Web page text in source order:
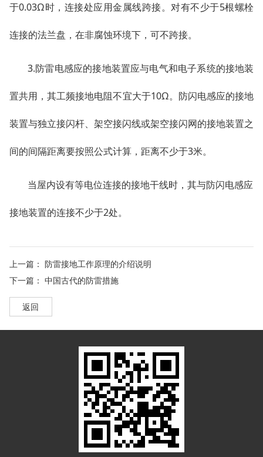
于0.03Ω时，连接处应用金属线跨接。对有不少于5根螺栓
连接的法兰盘，在非腐蚀环境下，可不跨接。
3.防雷电感应的接地装置应与电气和电子系统的接地装
置共用，其工频接地电阻不宜大于10Ω。防闪电感应的接地
装置与独立接闪杆、架空接闪线或架空接闪网的接地装置之
间的间隔距离要按照公式计算，距离不少于3米。
当屋内设有等电位连接的接地干线时，其与防闪电感应
接地装置的连接不少于2处。
上一篇： 防雷接地工作原理的介绍说明
下一篇： 中国古代的防雷措施
返回